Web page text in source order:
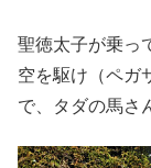
聖徳太子が乗っ
空を駆け（ペガ
で、タダの馬さ